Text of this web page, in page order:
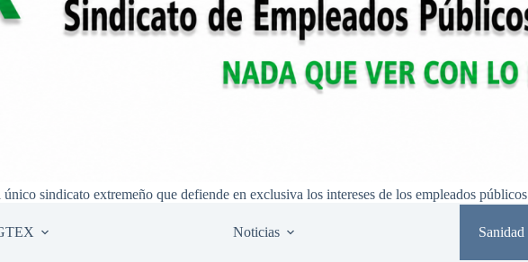
único sindicato extremeño que defiende en exclusiva los intereses de los empleados públicos
Noticias Sanidad